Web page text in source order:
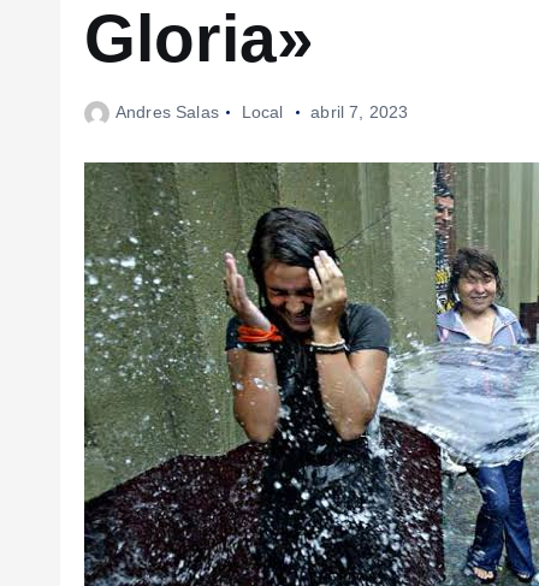
Gloria»
Andres Salas Local abril 7, 2023